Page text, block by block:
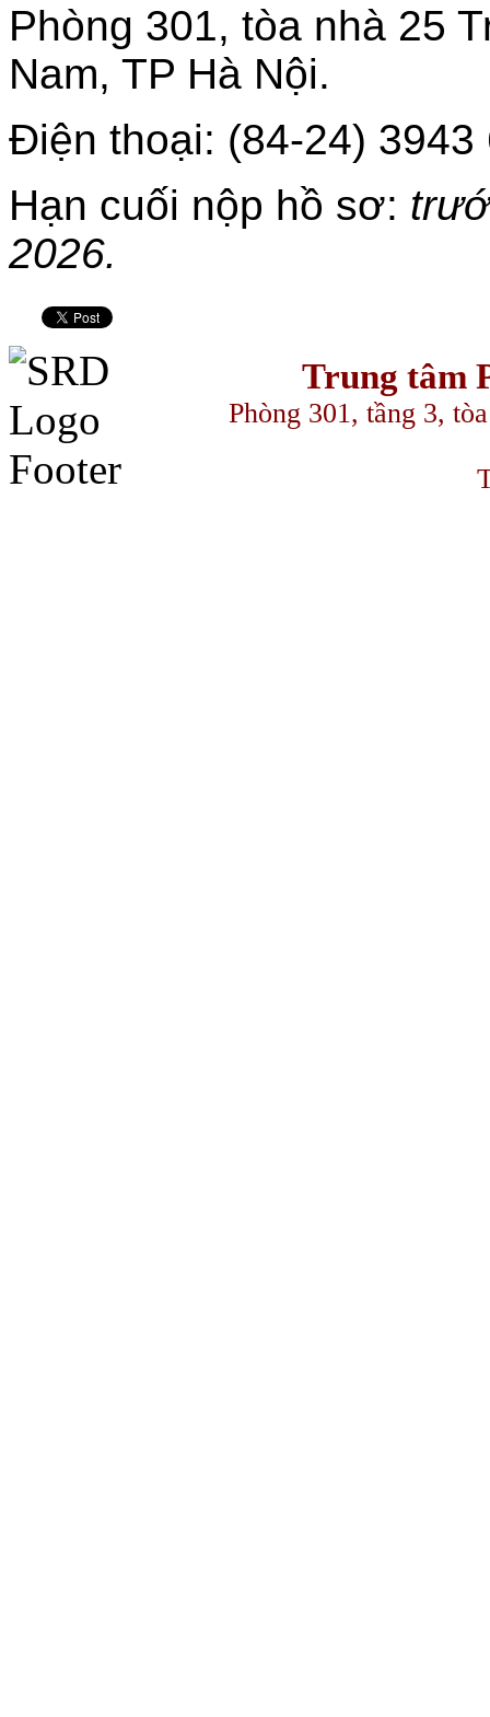
Phòng 301, tòa nhà 25
Nam, TP Hà Nội.
Điện thoại: (84-24) 3943
Hạn cuối nộp hồ sơ:
2026.
Trung tâm
Phòng 301, tầng 3,